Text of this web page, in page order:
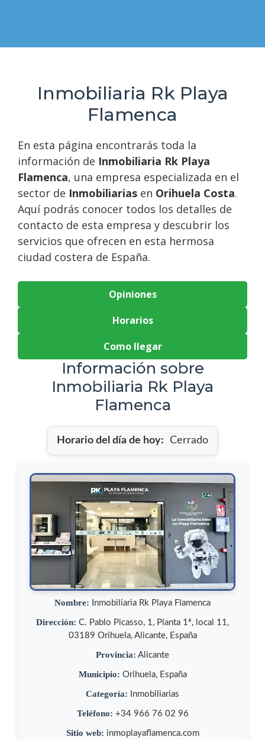
Inmobiliaria Rk Playa
Flamenca
En esta página encontrarás toda la
información de Inmobiliaria Rk Playa
Flamenca, una empresa especializada en el
sector de Inmobiliarias en Orihuela Costa.
Aquí podrás conocer todos los detalles de
contacto de esta empresa y descubrir los
servicios que ofrecen en esta hermosa
ciudad costera de España.
Opiniones
Horarios
Como llegar
Información sobre
Inmobiliaria Rk Playa
Flamenca
Horario del día de hoy: Cerrado
Nombre: Inmobiliaria Rk Playa Flamenca
Dirección: C. Pablo Picasso, 1, Planta 1ª, local 11,
03189 Orihuela, Alicante, España
Provincia: Alicante
Municipio: Orihuela, España
Categoría: Inmobiliarias
Teléfono: +34 966 76 02 96
Sitio web: inmoplayaflamenca.com